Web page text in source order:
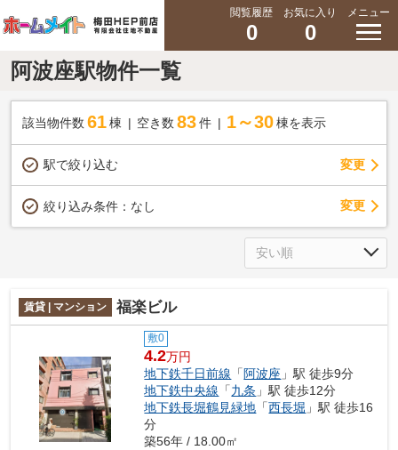
閲覧履歴
0
お気に入り
0
メニュー
阿波座駅物件一覧
該当物件数 61棟 空き数 83 件 1～30 棟を表示
駅で絞り込む 変更
絞り込み条件： なし 変更
賃貸 | マンション 福楽ビル
敷0
4.2万円
地下鉄千日前線 「 阿波座 」駅 徒歩9分
地下鉄中央線 「九条 」駅 徒歩12分
地下鉄長堀鶴見緑地 「西長堀 」駅 徒歩16
分
築56年 / 18.00㎡